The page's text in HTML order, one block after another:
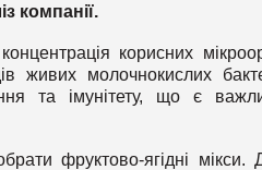
компанії.
корисних
живих молочнокислих
та імунітету, що є
фруктово-ягідні мікси.